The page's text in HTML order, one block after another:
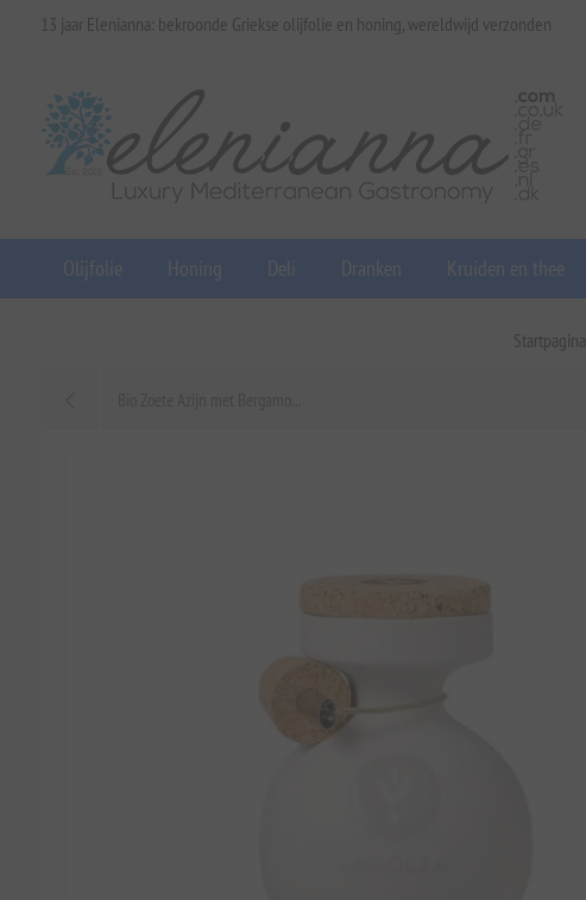
13 jaar Elenianna: bekroonde Griekse olijfolie en honing, wereldwijd verzonden
Olijfolie Honing Deli Dranken Kruiden en thee
Startpagina